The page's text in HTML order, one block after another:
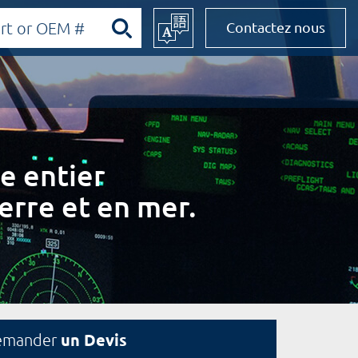
Contactez nous
entier
et en mer.
un Devis